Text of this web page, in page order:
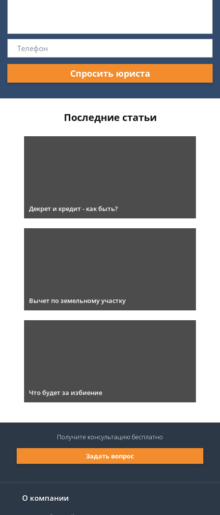
Спросить юриста
Последние статьи
Декрет и кредит - как быть?
Вычет по земельному участку
Что будет за избиение
О компании
Задать вопрос
Получите консультациюбесплатно